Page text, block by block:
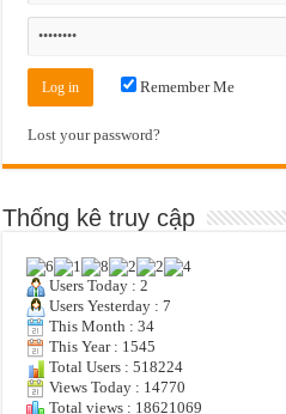
Remember Me
Lost your password?
Thống kê truy cập
Users Today : 2
Users Yesterday : 7
This Month : 34
This Year : 1545
Total Users : 518224
Views Today : 14770
Total views : 18621069